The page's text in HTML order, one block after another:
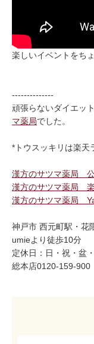
楽しいイベントをち
--------------
頑張らないダイエッ
マ薬局でした。
*トウスッキリは楽天
漢方のサツマ薬局
漢方のサツマ薬局
漢方のサツマ薬局
神戸市 西元町駅・花
umieより徒歩10分
定休日：日・祝・盆
総本店0120-159-900